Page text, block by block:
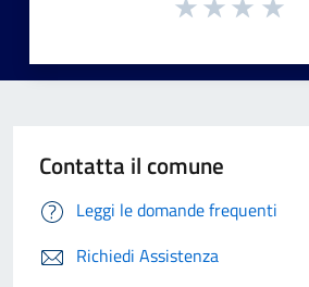
Contatta il comune
Leggi le domande frequenti
Richiedi Assistenza